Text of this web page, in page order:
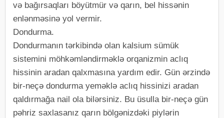
və bağırsaqları böyütmür və qarın, bel hissənin
enlənməsinə yol vermir.
Dondurma.
Dondurmanın tərkibində olan kalsium sümük
sistemini möhkəmləndirməklə orqanizmin aclıq
hissinin aradan qalxmasına yardım edir. Gün ərzində
bir-neçə dondurma yeməklə aclıq hissinizi aradan
qaldırmağa nail ola bilərsiniz. Bu üsulla bir-neçə gün
pəhriz saxlasanız qarın bölgənizdəki piylərin